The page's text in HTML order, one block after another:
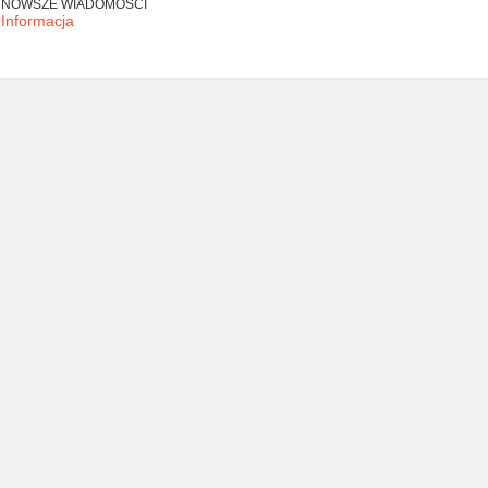
NOWSZE WIADOMOŚCI
Informacja